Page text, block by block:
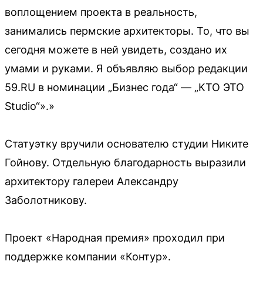
воплощением проекта в реальность,
занимались пермские архитекторы. То, что вы
сегодня можете в ней увидеть, создано их
умами и руками. Я объявляю выбор редакции
59.RU в номинации „Бизнес года“ — „КТО ЭТО
Studio“».»
Статуэтку вручили основателю студии Никите
Гойнову. Отдельную благодарность выразили
архитектору галереи Александру
Заболотникову.
Проект «Народная премия» проходил при
поддержке компании «Контур».